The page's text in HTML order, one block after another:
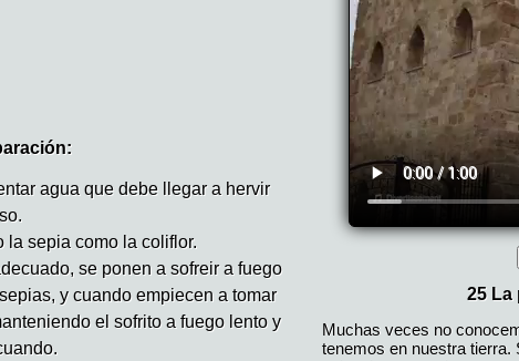
agua que debe llegar a hervir
la sepia como la coliflor.
se ponen a sofreir a fuego
y cuando empiecen a tomar
el sofrito a fuego lento y